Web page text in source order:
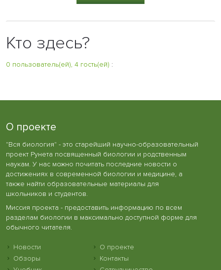
Кто здесь?
0 пользователь(ей), 4 гость(ей) :
О проекте
"Вся биология" - это старейший научно-образовательный
проект Рунета посвященный биологии и родственным
наукам. У нас можно почитать последние новости о
достижениях в современной биологии и медицине, а
также найти образовательные материалы для
школьников и студентов.
Миссия проекта - предоставить информацию по всем
разделам биологии в максимально доступной форме для
обычного читателя.
Новости
Обзоры
О проекте
Контакты